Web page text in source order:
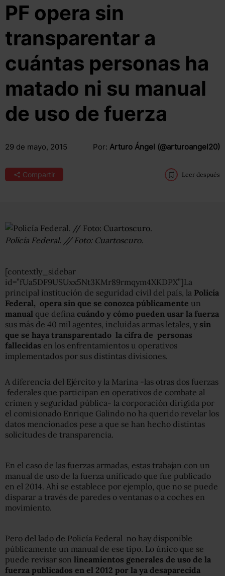
PF opera sin
transparentar a
cuántas personas ha
matado ni su manual
de uso de fuerza
29 de mayo, 2015 Por: Arturo Ángel (@arturoangel20)
Compartir Leer después
Policía Federal. // Foto: Cuartoscuro.
[contextly_sidebar
id=”fUa5DF9USUxx5Nt3KMr89rmqym4XKDPX”]La
principal institución de seguridad civil del país, la Policía
Federal, opera sin que se conozca públicamente un
manual que defina cuándo y cómo pueden usar la fuerza
sus más de 40 mil agentes, incluidas armas letales, y sin
que se haya transparentado la cifra de personas
fallecidas en los enfrentamientos u operativos
implementados por sus distintas divisiones.
A diferencia del Ejército y la Marina -las otras dos fuerzas
federales que participan en operativos de combate al
crimen y seguridad pública- la corporación dirigida por
el comisionado Enrique Galindo no ha querido revelar los
datos mencionados pese a que se han hecho distintas
solicitudes de transparencia.
En el caso de las fuerzas armadas, estas trabajan con un
manual de uso de la fuerza unificado que fue publicado
en el 2014. Ahí se establece por ejemplo, que no se puede
disparar a través de paredes o ventanas o a coches en
movimiento.
Pero del lado de Policía Federal no hay disponible
públicamente un manual de ese tipo. Lo único que se
puede revisar son lineamientos generales de uso de la
fuerza publicados en el 2012 por la ya desaparecida